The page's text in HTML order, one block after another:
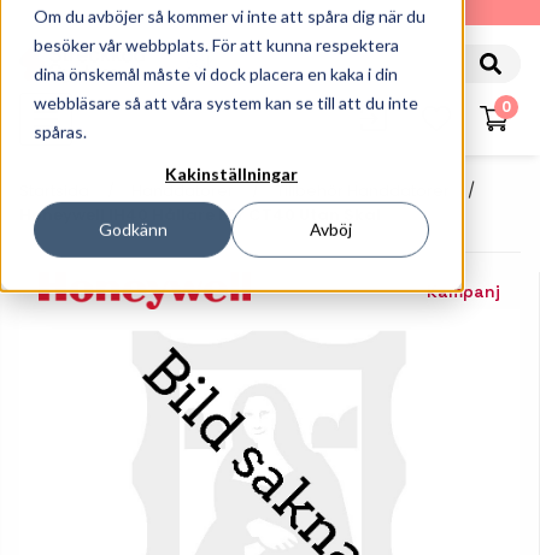
Om du avböjer så kommer vi inte att spåra dig när du
besöker vår webbplats. För att kunna respektera
dina önskemål måste vi dock placera en kaka i din
webbläsare så att våra system kan se till att du inte
spåras.
Kakinställningar
Godkänn Avböj
010-162 61 90
0
Handdatorer
Tillbehör Handdatorer
Honeywell IH40 Hållare För CT40 Utan Skal
Kampanj